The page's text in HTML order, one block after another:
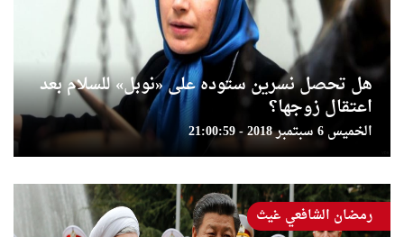
هل تحصل نسرين ستوده على «نوبل» للسلام بعد
اعتقال زوجها؟
الخميس 6 سبتمبر 2018 - 21:00:59
رمضان الشافعي غيث